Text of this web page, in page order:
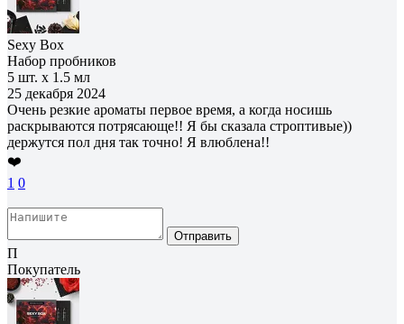
Sexy Box
Набор пробников
5 шт. х 1.5 мл
25 декабря 2024
Очень резкие ароматы первое время, а когда носишь
раскрываются потрясающе!! Я бы сказала строптивые))
держутся пол дня так точно! Я влюблена!!
❤️
1 0
Отправить
П
Покупатель